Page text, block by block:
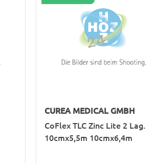
CUREA MEDICAL GMBH
CoFlex TLC Zinc Lite 2 Lag.
10cmx5,5m 10cmx6,4m